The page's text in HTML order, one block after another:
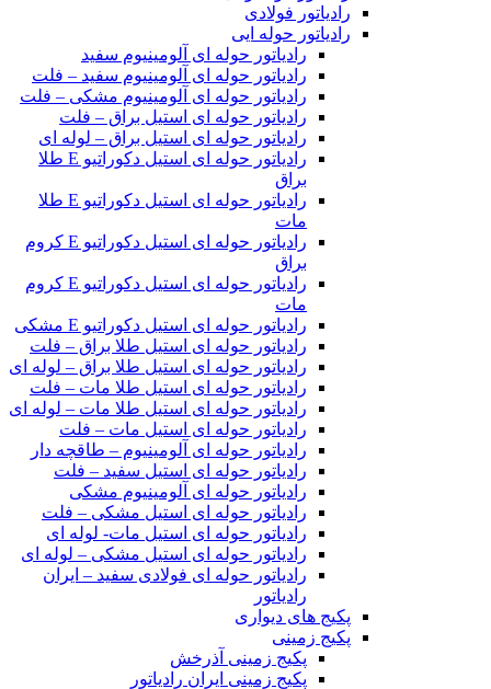
رادیاتور فولادی
رادیاتور حوله ایی
رادیاتور حوله ای آلومینیوم سفید
رادیاتور حوله ای آلومینیوم سفید – فلت
رادیاتور حوله ای آلومینیوم مشکی – فلت
رادیاتور حوله ای استیل براق – فلت
رادیاتور حوله ای استیل براق – لوله ای
رادیاتور حوله ای استیل دکوراتیو E طلا
براق
رادیاتور حوله ای استیل دکوراتیو E طلا
مات
رادیاتور حوله ای استیل دکوراتیو E کروم
براق
رادیاتور حوله ای استیل دکوراتیو E کروم
مات
رادیاتور حوله ای استیل دکوراتیو E مشکی
رادیاتور حوله ای استیل طلا براق – فلت
رادیاتور حوله ای استیل طلا براق – لوله ای
رادیاتور حوله ای استیل طلا مات – فلت
رادیاتور حوله ای استیل طلا مات – لوله ای
رادیاتور حوله ای استیل مات – فلت
رادیاتور حوله ای آلومینیوم – طاقچه دار
رادیاتور حوله ای استیل سفید – فلت
رادیاتور حوله ای آلومینیوم مشکی
رادیاتور حوله ای استیل مشکی – فلت
رادیاتور حوله ای استیل مات- لوله ای
رادیاتور حوله ای استیل مشکی – لوله ای
رادیاتور حوله ای فولادی سفید – ایران
رادیاتور
پکیج های دیواری
پکیج زمینی
پکیج زمینی آذرخش
پکیج زمینی ایران رادیاتور